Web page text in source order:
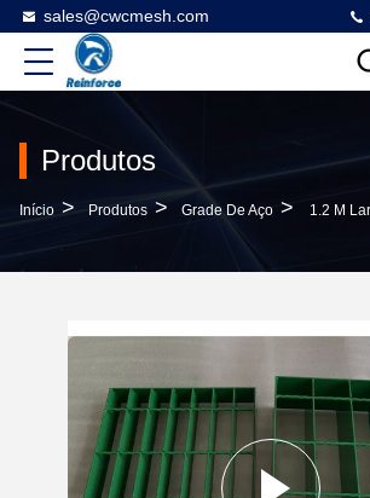
sales@cwcmesh.com
Produtos
Início > Produtos > Grade De Aço > 1.2 M Largura Grades De Alumínio Ou Aço